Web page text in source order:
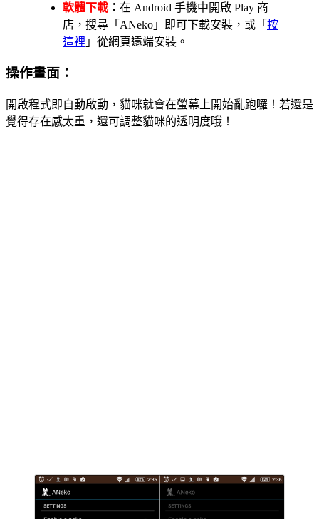
軟體下載 ： 在 Android 手機中開啟 Play 商
店，搜尋「ANeko」即可下載安裝，或「 按
這裡 」從網頁遠端安裝。
操作畫面：
開啟程式即自動啟動，貓咪就會在螢幕上開始亂跑囉！若還是
覺得存在感太重，還可調整貓咪的透明度哦！